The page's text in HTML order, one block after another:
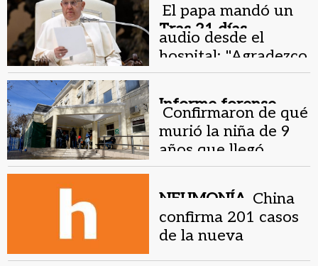
Tras 21 días
internado .
El papa mandó un
audio desde el
hospital: "Agradezco
de todo corazón las
Informe forense .
Confirmaron de qué
murió la niña de 9
años que llegó
descompensada al
NEUMONÍA. China
confirma 201 casos
de la nueva